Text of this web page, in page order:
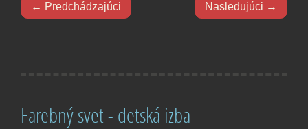
← Predchádzajúci Nasledujúci →
Farebný svet - detská izba